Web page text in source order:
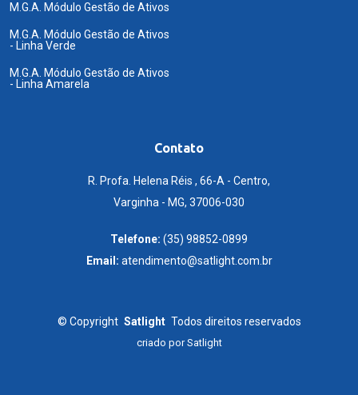
M.G.A. Módulo Gestão de Ativos
M.G.A. Módulo Gestão de Ativos
- Linha Verde
M.G.A. Módulo Gestão de Ativos
- Linha Amarela
Contato
R. Profa. Helena Réis , 66-A - Centro,
Varginha - MG, 37006-030
Telefone: (35) 98852-0899
Email: atendimento@satlight.com.br
© Copyright Satlight Todos direitos reservados
criado porSatlight